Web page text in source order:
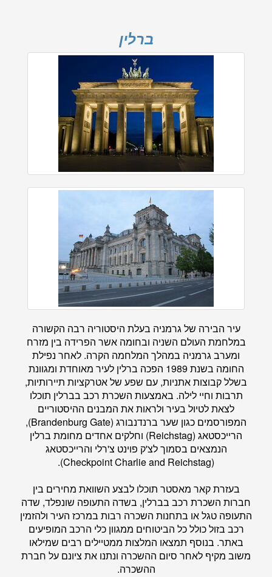
ברלין
עיר הבירה של גרמניה בעלת היסטוריה רבה הקשורה
במלחמת העולם השניה ובחומה אשר הפרידה בין מזרח
ומערב גרמניה במהלך המלחמה הקרה. לאחר נפילת
החומה בשנת 1989 הפכה ברלין לעיר מאוחדת ומגוונת
בשלל קבוצות אתניות, עם שפע של אטרקציות תיירותיות,
תרבות וחיי לילה. באמצעות השכרת רכב בברלין תוכלו
לצאת לטיול בעיר ולראות את המבנים ההיסטוריים
המפורסמים כגון שער ברנדנבורג (Brandenburg Gate),
הרייכסטאג (Reichstag) וחלקים אחדים מחומת ברלין
הנמצאים בסמוך לצ'ק פוינט צ'רלי והרייכסטאג
(Checkpoint Charlie and Reichstag).
בעזרתקאר מאסטר תוכלו לבצע השוואת מחירים בין
חברות השכרת רכב בברלין, בשדה התעופה שונפלד, שדה
התעופה טגל או בתחנות השכרה רבות במרכז העיר ולהזמין
רכב בזול כולל כל הביטוחים ממגוון כלי הרכב המופיעים
באתר. בנוסף תמצאו המלצות ממטיילים רבים שמילאו
משוב מקיף לאחר סיום ההשכרה ונתנו את ציונם על חברת
ההשכרה.